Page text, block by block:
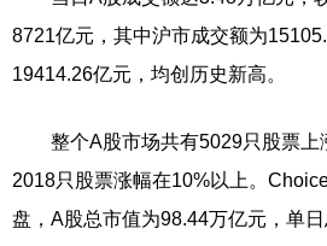
8721亿元，其中沪市成交额为
19414.26亿元，均创历史新高。
整个A股市场共有5029只股票上
2018只股票涨幅在10%以上。
盘，A股总市值为98.44万亿元，单